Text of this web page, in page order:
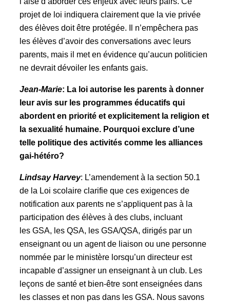
projet de loi indiquera clairement que la vie privée
des élèves doit être protégée. Il n’empêchera pas
les élèves d’avoir des conversations avec leurs
parents, mais il met en évidence qu’aucun politicien
ne devrait dévoiler les enfants gais.
Jean-Marie: La loi autorise les parents à donner
leur avis sur les programmes éducatifs qui
abordent en priorité et explicitement la religion et
la sexualité humaine. Pourquoi exclure d’une
telle politique des activités comme les alliances
gai-hétéro?
Lindsay Harvey: L’amendement à la section 50.1
de la Loi scolaire clarifie que ces exigences de
notification aux parents ne s’appliquent pas à la
participation des élèves à des clubs, incluant
les GSA, les QSA, les GSA/QSA, dirigés par un
enseignant ou un agent de liaison ou une personne
nommée par le ministère lorsqu’un directeur est
incapable d’assigner un enseignant à un club. Les
leçons de santé et bien-être sont enseignées dans
les classes et non pas dans les GSA. Nous savons